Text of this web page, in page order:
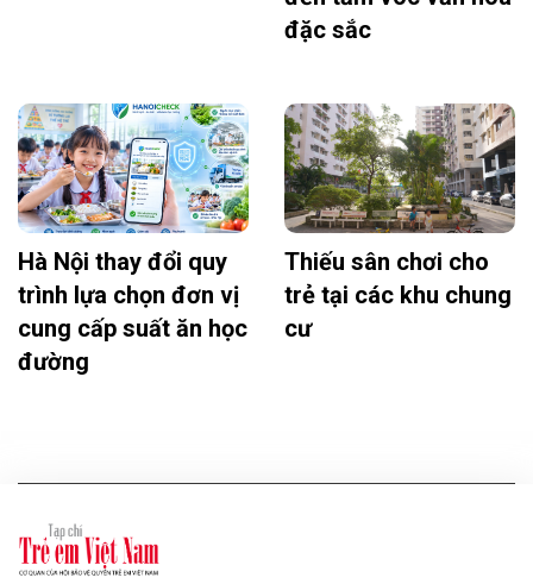
đặc sắc
Hà Nội thay đổi quy
trình lựa chọn đơn vị
cung cấp suất ăn học
đường
Thiếu sân chơi cho
trẻ tại các khu chung
cư